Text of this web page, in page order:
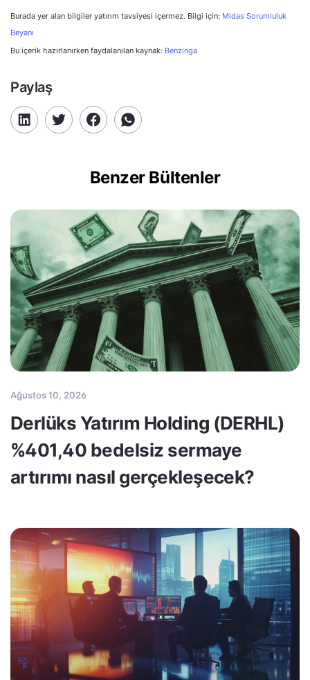
Burada yer alan bilgiler yatırım tavsiyesi içermez. Bilgi için: Midas Sorumluluk
Beyanı
Bu içerik hazırlanırken faydalanılan kaynak: Benzinga
Paylaş
Benzer Bültenler
Ağustos 10, 2026
Derlüks Yatırım Holding (DERHL)
%401,40 bedelsiz sermaye
artırımı nasıl gerçekleşecek?